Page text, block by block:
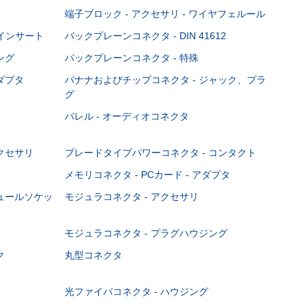
端子ブロック - アクセサリ - ワイヤフェルール
ンサート
バックプレーンコネクタ - DIN 41612
グ
バックプレーンコネクタ - 特殊
プタ
バナナおよびチップコネクタ - ジャック、プラ
グ
バレル - オーディオコネクタ
セサリ
ブレードタイプパワーコネクタ - コンタクト
メモリコネクタ - PCカード - アダプタ
ールソケッ
モジュラコネクタ - アクセサリ
モジュラコネクタ - プラグハウジング
丸型コネクタ
光ファイバコネクタ - ハウジング